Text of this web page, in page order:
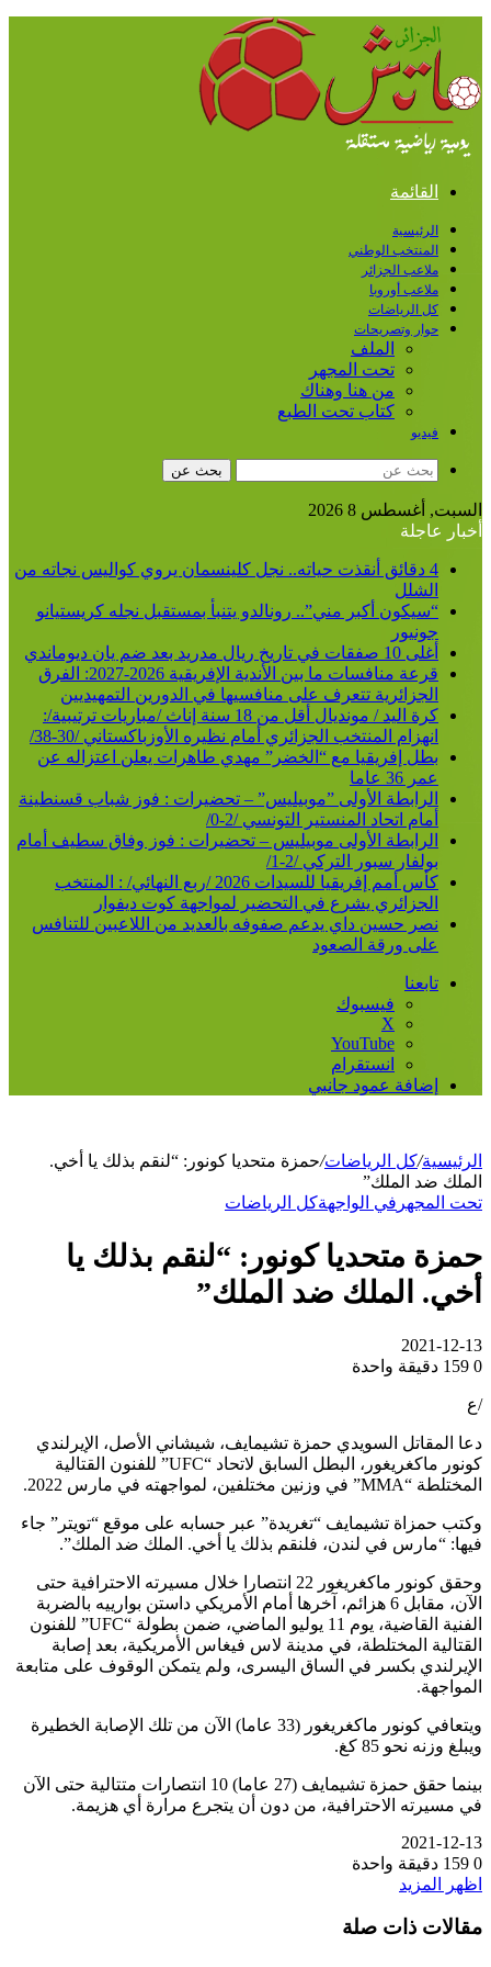
القائمة
الرئيسية
المنتخب الوطني
ملاعب الجزائر
ملاعب أوروبا
كل الرياضات
حوار وتصريحات
الملف
تحت المجهر
من هنا وهناك
كتاب تحت الطبع
فيديو
بحث عن
السبت, أغسطس 8 2026
أخبار عاجلة
4 دقائق أنقذت حياته.. نجل كلينسمان يروي كواليس نجاته من
الشلل
“سيكون أكبر مني”.. رونالدو يتنبأ بمستقبل نجله كريستيانو
جونيور
أغلى 10 صفقات في تاريخ ريال مدريد بعد ضم يان ديوماندي
قرعة منافسات ما بين الأندية الإفريقية 2026-2027: الفرق
الجزائرية تتعرف على منافسيها في الدورين التمهيديين
كرة اليد / مونديال أقل من 18 سنة إناث /مباريات ترتيبية/:
انهزام المنتخب الجزائري أمام نظيره الأوزباكستاني /30-38/
بطل إفريقيا مع “الخضر” مهدي طاهرات يعلن اعتزاله عن
عمر 36 عاما
الرابطة الأولى ”موبيليس” – تحضيرات : فوز شباب قسنطينة
أمام اتحاد المنستير التونسي /2-0/
الرابطة الأولى موبيليس – تحضيرات : فوز وفاق سطيف أمام
بولفار سبور التركي /2-1/
كأس أمم إفريقيا للسيدات 2026 /ربع النهائي/ : المنتخب
الجزائري يشرع في التحضير لمواجهة كوت ديفوار
نصر حسين داي يدعم صفوفه بالعديد من اللاعبين للتنافس
على ورقة الصعود
تابعنا
فيسبوك
‫X
‫YouTube
انستقرام
إضافة عمود جانبي
الرئيسية/كل الرياضات/حمزة متحديا كونور: “لنقم بذلك يا أخي.
الملك ضد الملك”
تحت المجهر في الواجهةكل الرياضات
حمزة متحديا كونور: “لنقم بذلك يا
أخي. الملك ضد الملك”
2021-12-13
0
دقيقة واحدة
/ع
دعا المقاتل السويدي حمزة تشيمايف، شيشاني الأصل، الإيرلندي
كونور ماكغريغور، البطل السابق لاتحاد “UFC” للفنون القتالية
المختلطة “MMA” في وزنين مختلفين، لمواجهته في مارس 2022.
وكتب حمزاة تشيمايف “تغريدة” عبر حسابه على موقع “تويتر” جاء
فيها: “مارس في لندن، فلنقم بذلك يا أخي. الملك ضد الملك”.
وحقق كونور ماكغريغور 22 انتصارا خلال مسيرته الاحترافية حتى
الآن، مقابل 6 هزائم، آخرها أمام الأمريكي داستن بوارييه بالضربة
الفنية القاضية، يوم 11 يوليو الماضي، ضمن بطولة “UFC” للفنون
القتالية المختلطة، في مدينة لاس فيغاس الأمريكية، بعد إصابة
الإيرلندي بكسر في الساق اليسرى، ولم يتمكن الوقوف على متابعة
المواجهة.
ويتعافي كونور ماكغريغور (33 عاما) الآن من تلك الإصابة الخطيرة
ويبلغ وزنه نحو 85 كغ.
بينما حقق حمزة تشيمايف (27 عاما) 10 انتصارات متتالية حتى الآن
في مسيرته الاحترافية، من دون أن يتجرع مرارة أي هزيمة.
2021-12-13
0
دقيقة واحدة
اظهر المزيد
مقالات ذات صلة